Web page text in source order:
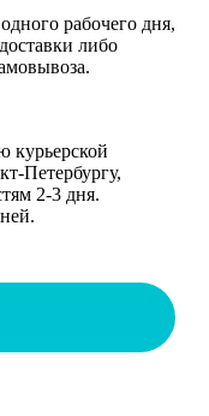
рабочего дня,
либо
курьерской
Петербургу,
2-3 дня.